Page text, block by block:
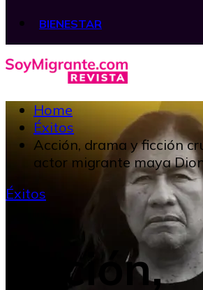
BIENESTAR
Home
Éxitos
Acción, drama y ficción
actor migrante maya
Éxitos
Acción,